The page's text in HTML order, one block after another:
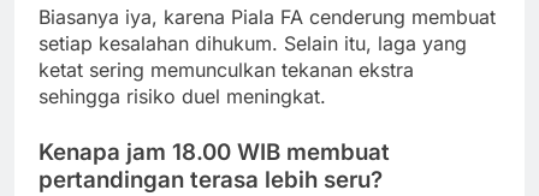
Biasanya iya, karena Piala FA cenderung membuat
setiap kesalahan dihukum. Selain itu, laga yang
ketat sering memunculkan tekanan ekstra
sehingga risiko duel meningkat.
Kenapa jam 18.00 WIB membuat
pertandingan terasa lebih seru?